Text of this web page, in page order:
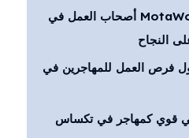
كيف تساعد MotaWord أصحاب العمل في
النجاح
فرص العمل للمهاجرين في
قوي كمهاجر في تكساس